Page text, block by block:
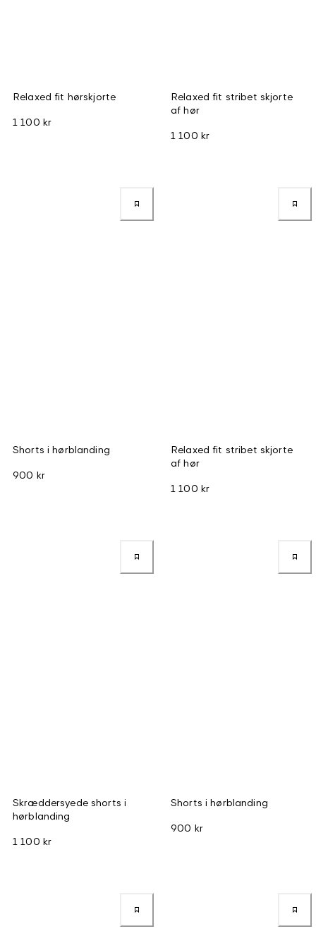
Relaxed fit hørskjorte
1 100 kr
Relaxed fit stribet skjorte
af hør
1 100 kr
Shorts i hørblanding
900 kr
Relaxed fit stribet skjorte
af hør
1 100 kr
Skræddersyede shorts i
hørblanding
1 100 kr
Shorts i hørblanding
900 kr